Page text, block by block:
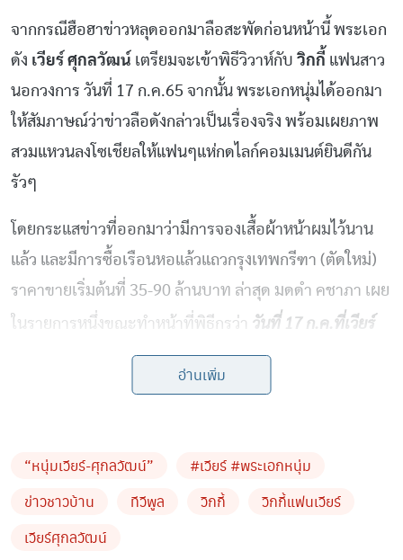
จากกรณีฮือฮาข่าวหลุดออกมาลือสะพัดก่อนหน้านี้ พระเอก
ดัง เวียร์ ศุกลวัฒน์ เตรียมจะเข้าพิธีวิวาห์กับ วิกกี้ แฟนสาว
นอกวงการ วันที่ 17 ก.ค.65 จากนั้น พระเอกหนุ่มได้ออกมา
ให้สัมภาษณ์ว่าข่าวลือดังกล่าวเป็นเรื่องจริง พร้อมเผยภาพ
สวมแหวนลงโซเชียลให้แฟนๆแห่กดไลก์คอมเมนต์ยินดีกัน
รัวๆ
โดยกระแสข่าวที่ออกมาว่ามีการจองเสื้อผ้าหน้าผมไว้นาน
แล้ว และมีการซื้อเรือนหอแล้วแถวกรุงเทพกรีฑา (ตัดใหม่)
ราคาขายเริ่มต้นที่ 35-90 ล้านบาท ล่าสุด มดดำ คชาภา เผย
ในรายการหนึ่งขณะทำหน้าที่พิธีกรว่า วันที่ 17 ก.ค.ที่เวียร์
แต่งงาน ตรงกับ แอร์ ภัณฑิลา โรงแรมเดียวกัน เรื่องนี้มันโป๊ะ
ก็เพราะว่า งานจัดที่เดียวกับ แอร์ ไง
มาจาก พี่อ๊อด เชียงใหม่ ที่อยู่กับ พี่เอ ศุภชัย บอกว่า น้อง
เวียร์จะแต่งงานนะ ที่จะให้ฉันอ่านข่าวนี้แล้วฉันไม่อ่าน
เขาก็บอกอยู่แล้วเขาพร้อมจะเป็นสามี พร้อมเป็นพ่อคน
อ่านเพิ่ม
“หนุ่มเวียร์-ศุกลวัฒน์”
#เวียร์ #พระเอกหนุ่ม
ข่าวชาวบ้าน
ทีวีพูล วิกกี้
วิกกี้แฟนเวียร์
เวียร์ศุกลวัฒน์